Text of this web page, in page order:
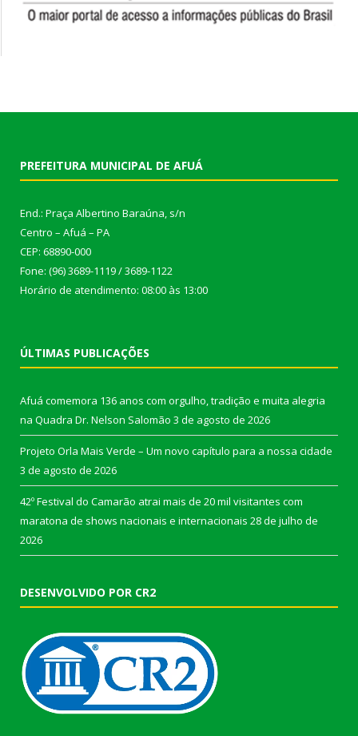
PREFEITURA MUNICIPAL DE AFUÁ
End.: Praça Albertino Baraúna, s/n
Centro – Afuá – PA
CEP: 68890-000
Fone: (96) 3689-1119 / 3689-1122
Horário de atendimento: 08:00 às 13:00
ÚLTIMAS PUBLICAÇÕES
Afuá comemora 136 anos com orgulho, tradição e muita alegria
na Quadra Dr. Nelson Salomão 3 de agosto de 2026
Projeto Orla Mais Verde – Um novo capítulo para a nossa cidade
3 de agosto de 2026
42º Festival do Camarão atrai mais de 20 mil visitantes com
maratona de shows nacionais e internacionais 28 de julho de
2026
DESENVOLVIDO POR CR2